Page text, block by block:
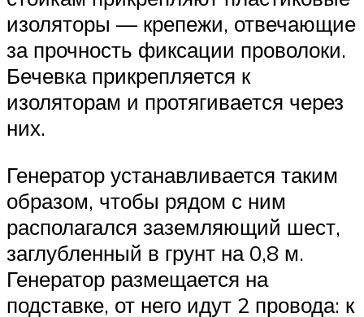
изоляторы — крепежи, отвечающие
за прочность фиксации проволоки.
Бечевка прикрепляется к
изоляторам и протягивается через
них.
Генератор устанавливается таким
образом, чтобы рядом с ним
располагался заземляющий шест,
заглубленный в грунт на 0,8 м.
Генератор размещается на
подставке, от него идут 2 провода: к